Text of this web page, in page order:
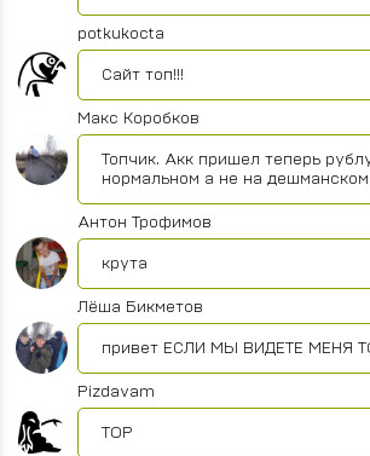
potkukocta
Сайт топ!!!
Макс Коробков
Топчик. Акк пришел теперь
нормальном а не на
Антон Трофимов
крута
Лёша Бикметов
привет ЕСЛИ МЫ ВИДЕТЕ МЕНЯ
Pizdavam
TOP